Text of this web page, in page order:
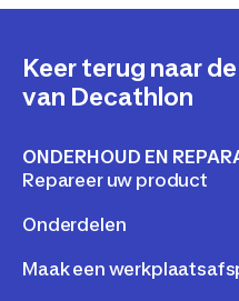
Keer terug naar
van Decathlon
ONDERHOUD EN
Repareer uw product
Onderdelen
Maak een